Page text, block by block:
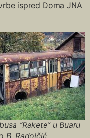
ispred Doma JNA
“Rakete” u Buaru
B. Radojčić